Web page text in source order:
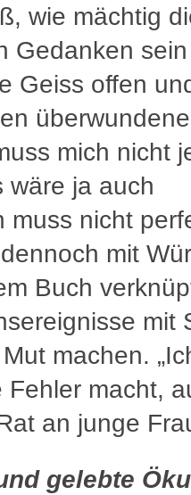
wie mächtig
Gedanken sein
Geiss offen
mich nicht
wäre ja auch
muss nicht
mit
Buch
mit
machen.
macht,
an junge
gelebte